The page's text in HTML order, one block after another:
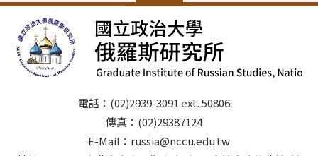
電話：(02)2939-3091 ext. 50806
傳真：(02)29387124
E-Mail：russia@nccu.edu.tw